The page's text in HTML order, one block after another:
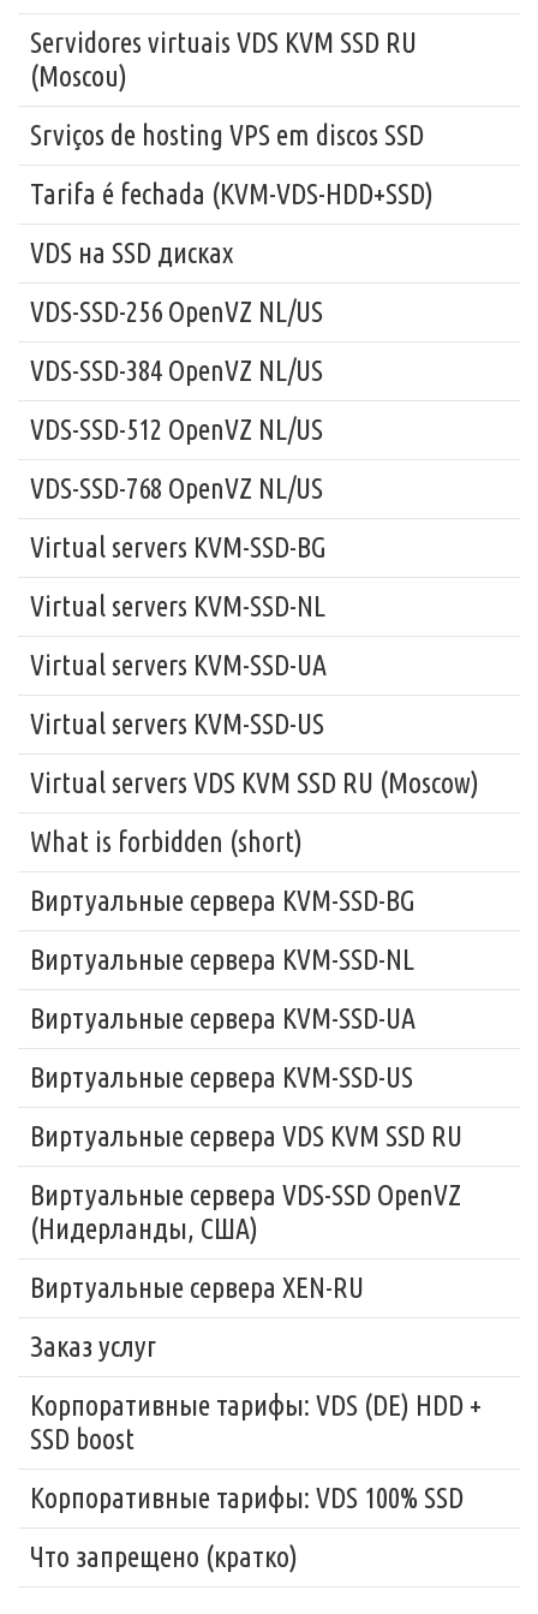
Servidores virtuais VDS KVM SSD RU
(Moscou)
Srviços de hosting VPS em discos SSD
Tarifa é fechada (KVM-VDS-HDD+SSD)
VDS на SSD дисках
VDS-SSD-256 OpenVZ NL/US
VDS-SSD-384 OpenVZ NL/US
VDS-SSD-512 OpenVZ NL/US
VDS-SSD-768 OpenVZ NL/US
Virtual servers KVM-SSD-BG
Virtual servers KVM-SSD-NL
Virtual servers KVM-SSD-UA
Virtual servers KVM-SSD-US
Virtual servers VDS KVM SSD RU (Moscow)
What is forbidden (short)
Виртуальные сервера KVM-SSD-BG
Виртуальные сервера KVM-SSD-NL
Виртуальные сервера KVM-SSD-UA
Виртуальные сервера KVM-SSD-US
Виртуальные сервера VDS KVM SSD RU
Виртуальные сервера VDS-SSD OpenVZ
(Нидерланды, США)
Виртуальные сервера XEN-RU
Заказ услуг
Корпоративные тарифы: VDS (DE) HDD +
SSD boost
Корпоративные тарифы: VDS 100% SSD
Что запрещено (кратко)